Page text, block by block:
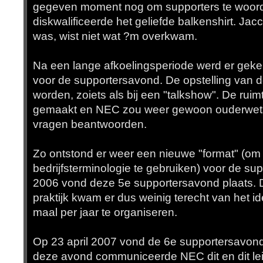
gegeven moment nog om supporters te
diskwalificeerde het geliefde balkenshirt.
was, wist niet wat ?m overkwam.
Na een lange afkoelingsperiode werd er
voor de supportersavond. De opstelling van
worden, zoiets als bij een "talkshow". De
gemaakt en NEC zou weer gewoon
vragen beantwoorden.
Zo ontstond er weer een nieuwe "format"
bedrijfsterminologie te gebruiken) voor de
2006 vond deze 5e supportersavond plaats.
praktijk kwam er dus weinig terecht van het
maal per jaar te organiseren.
Op 23 april 2007 vond de 6e
deze avond communiceerde NEC dit en dit